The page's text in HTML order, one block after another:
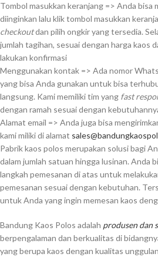
Tombol masukkan keranjang => Anda bisa
diinginkan lalu klik tombol masukkan
checkoutdan pilih ongkir yang tersedia.
jumlah tagihan, sesuai dengan harga kaos
lakukan konfirmasi
Menggunakan kontak => Ada nomor
yang bisa Anda gunakan untuk bisa
langsung. Kami memiliki tim yang fast
dengan ramah sesuai dengan
Alamat email => Anda juga bisa
kami miliki di alamat
Pabrik kaos polos merupakan solusi bagi
dalam jumlah satuan hingga lusinan. Anda
langkah pemesanan di atas untuk
pemesanan sesuai dengan kebutuhan.
untuk Anda yang ingin memesan kaos
Bandung Kaos Polos adalah produsen dan
berpengalaman dan berkualitas di
yang berupa kaos dengan kualitas